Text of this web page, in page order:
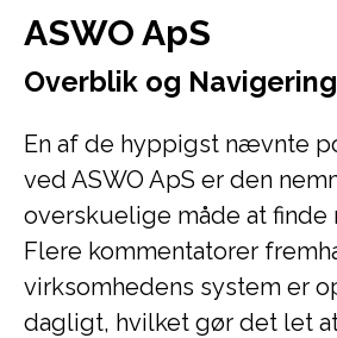
ASWO ApS
Overblik og Navigering
En af de hyppigst nævnte
ved ASWO ApS er den
overskuelige måde at finde
Flere kommentatorer
virksomhedens system er
dagligt, hvilket gør det let